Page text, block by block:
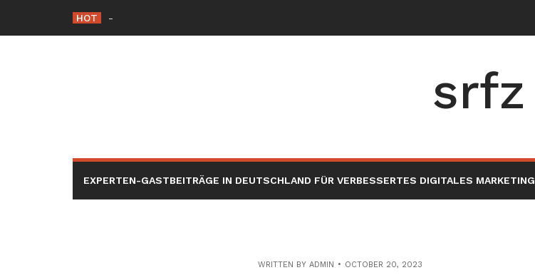
content
HOT Meilleures solutions de climatisation sans unité extérieure en 2
srfz
EXPERTEN-GASTBEITRÄGE IN DEUTSCHLAND FÜR VERBESSERTES DIGITALES MARKETING
WRITTEN BY ADMIN OCTOBER 20, 2023